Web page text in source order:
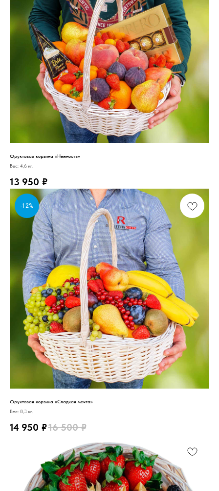
Фруктовая корзина «Нежность»
Вес: 4,6 кг.
13 950 ₽
-12%
Фруктовая корзина «Сладкая мечта»
Вес: 8,3 кг.
14 950 ₽16 500 ₽